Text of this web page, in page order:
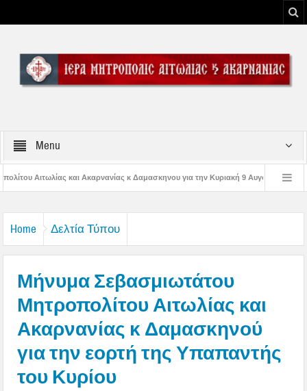
Menu
κ Δαμασκηνου για την Κυριακή 9 Αυγούστου 2026 Η εορτή της
Home Δελτία Τύπου
Μήνυμα Σεβασμιωτάτου
Μητροπολίτου Αιτωλίας και
Ακαρνανίας κ Δαμασκηνού
για την εορτή της Υπαπαντής
του Κυρίου